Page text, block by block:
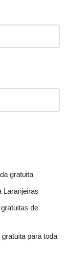
gratuita
Laranjeiras
de
para toda